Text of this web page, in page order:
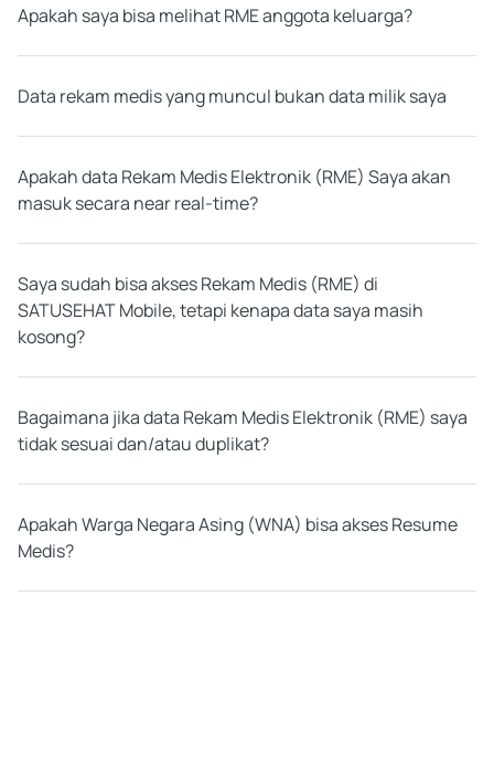
Apakah saya bisa melihat RME anggota keluarga?
Data rekam medis yang muncul bukan data milik saya
Apakah data Rekam Medis Elektronik (RME) Saya akan
masuk secara near real-time?
Saya sudah bisa akses Rekam Medis (RME) di
SATUSEHAT Mobile, tetapi kenapa data saya masih
kosong?
Bagaimana jika data Rekam Medis Elektronik (RME) saya
tidak sesuai dan/atau duplikat?
Apakah Warga Negara Asing (WNA) bisa akses Resume
Medis?